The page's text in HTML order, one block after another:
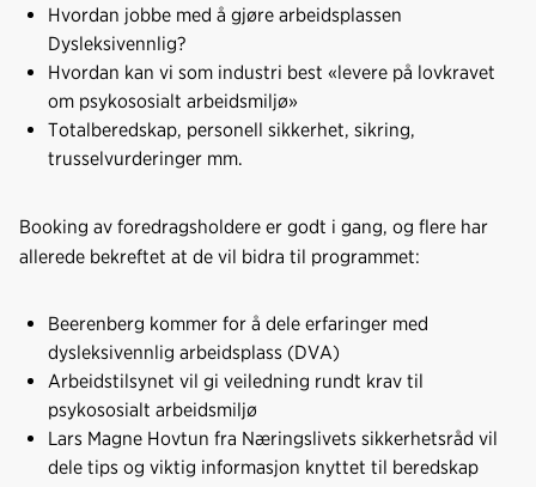
Hvordan jobbe med å gjøre arbeidsplassen
Dysleksivennlig?
Hvordan kan vi som industri best «levere på lovkravet
om psykososialt arbeidsmiljø»
Totalberedskap, personell sikkerhet, sikring,
trusselvurderinger mm.
Booking av foredragsholdere er godt i gang, og flere har
allerede bekreftet at de vil bidra til programmet:
Beerenberg kommer for å dele erfaringer med
dysleksivennlig arbeidsplass (DVA)
Arbeidstilsynet vil gi veiledning rundt krav til
psykososialt arbeidsmiljø
Lars Magne Hovtun fra Næringslivets sikkerhetsråd vil
dele tips og viktig informasjon knyttet til beredskap